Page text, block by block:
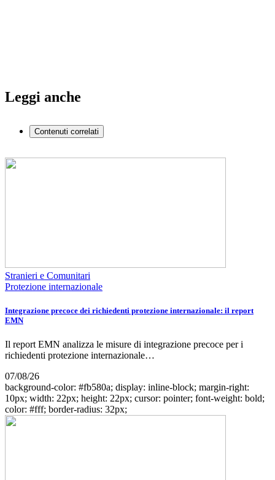
Leggi anche
Contenuti correlati
Stranieri e Comunitari
Protezione internazionale
Integrazione precoce dei richiedenti protezione internazionale: il report
EMN
Il report EMN analizza le misure di integrazione precoce per i
richiedenti protezione internazionale…
07/08/26
background-color: #fb580a; display: inline-block; margin-right:
10px; width: 22px; height: 22px; cursor: pointer; font-weight: bold;
color: #fff; border-radius: 32px;